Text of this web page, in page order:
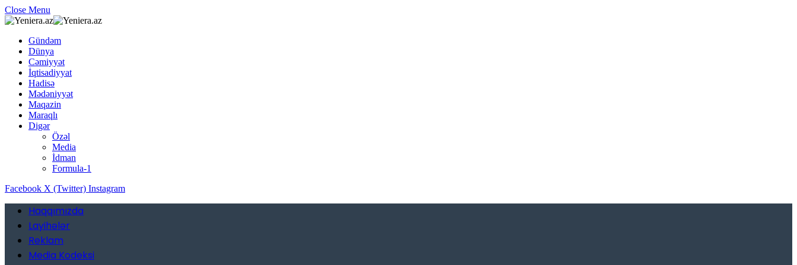
Close Menu
Gündəm
Dünya
Cəmiyyət
İqtisadiyyat
Hadisə
Mədəniyyət
Maqazin
Maraqlı
Digər
Özəl
Media
İdman
Formula-1
Facebook X (Twitter) Instagram
Haqqımızda
Layihələr
Reklam
Media Kodeksi